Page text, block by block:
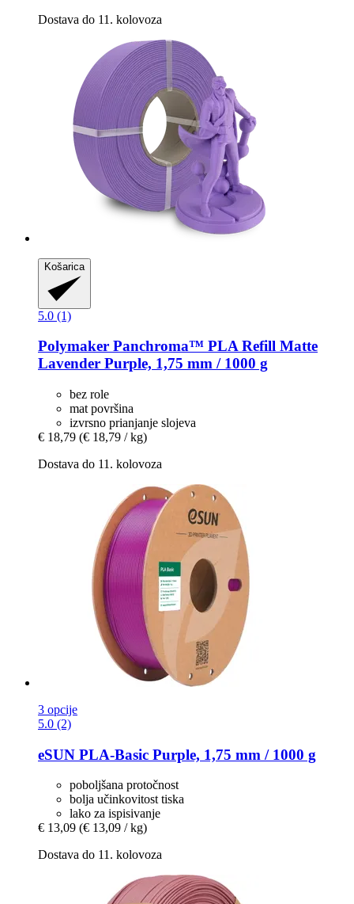
Dostava do 11. kolovoza
Košarica
5.0 (1)
Polymaker Panchroma™ PLA Refill Matte
Lavender Purple, 1,75 mm / 1000 g
bez role
mat površina
izvrsno prianjanje slojeva
€ 18,79 (€ 18,79 / kg)
Dostava do 11. kolovoza
3 opcije
5.0 (2)
eSUN PLA-​Basic Purple, 1,75 mm / 1000 g
poboljšana protočnost
bolja učinkovitost tiska
lako za ispisivanje
€ 13,09 (€ 13,09 / kg)
Dostava do 11. kolovoza